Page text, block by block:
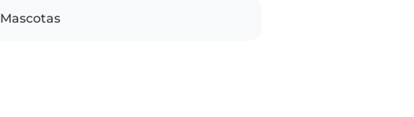
Mascotas